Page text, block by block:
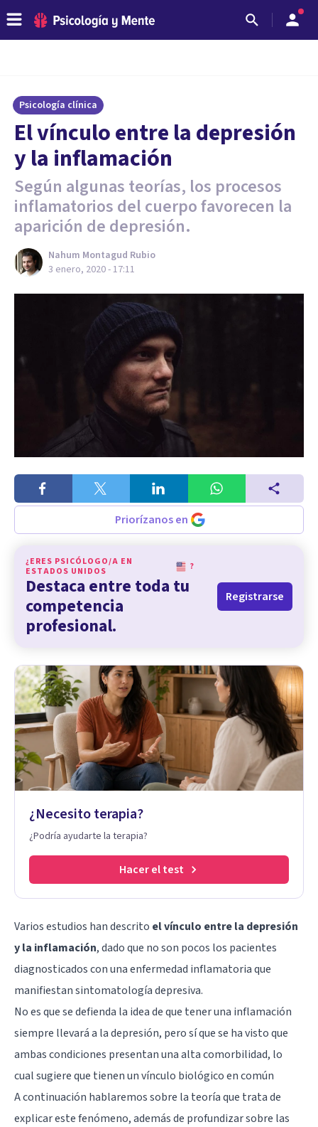
Psicología clínica
El vínculo entre la depresión
y la inflamación
Según algunas teorías, los procesos
inflamatorios del cuerpo favorecen la
aparición de depresión.
Nahum Montagud Rubio
3 enero, 2020 - 17:11
Priorízanos en
¿ERES PSICÓLOGO/A EN
ESTADOS UNIDOS
?
Destaca entre toda tu
competencia
profesional.
Registrarse
¿Necesito terapia?
¿Podría ayudarte la terapia?
Hacer el test
Varios estudios han descrito el vínculo entre la depresión
y la inflamación, dado que no son pocos los pacientes
diagnosticados con una enfermedad inflamatoria que
manifiestan sintomatología depresiva.
No es que se defienda la idea de que tener una inflamación
siempre llevará a la depresión, pero sí que se ha visto que
ambas condiciones presentan una alta comorbilidad, lo
cual sugiere que tienen un vínculo biológico en común
A continuación hablaremos sobre la teoría que trata de
explicar este fenómeno, además de profundizar sobre las